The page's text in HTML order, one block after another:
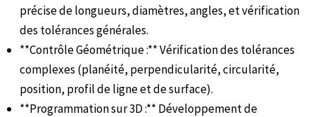
précise de longueurs, diamètres, angles, et vérification
des tolérances générales.
**Contrôle Géométrique :** Vérification des tolérances
complexes (planéité, perpendicularité, circularité,
position, profil de ligne et de surface).
**Programmation sur 3D :** Développement de